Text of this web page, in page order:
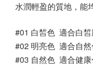
水潤輕盈的質地，能
#01 白皙色  適合白
#02 明亮色  適合自
#03 自然色  適合健